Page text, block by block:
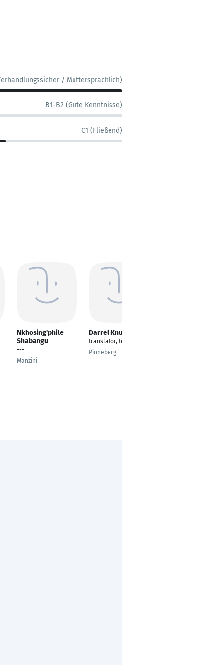
/ Muttersprachlich)
B1-B2 (Gute Kenntnisse)
C1 (Fließend)
Nkhosing'phile
Shabangu
---
Manzini
Darrel Knutson
translator, teacher
Pinneberg